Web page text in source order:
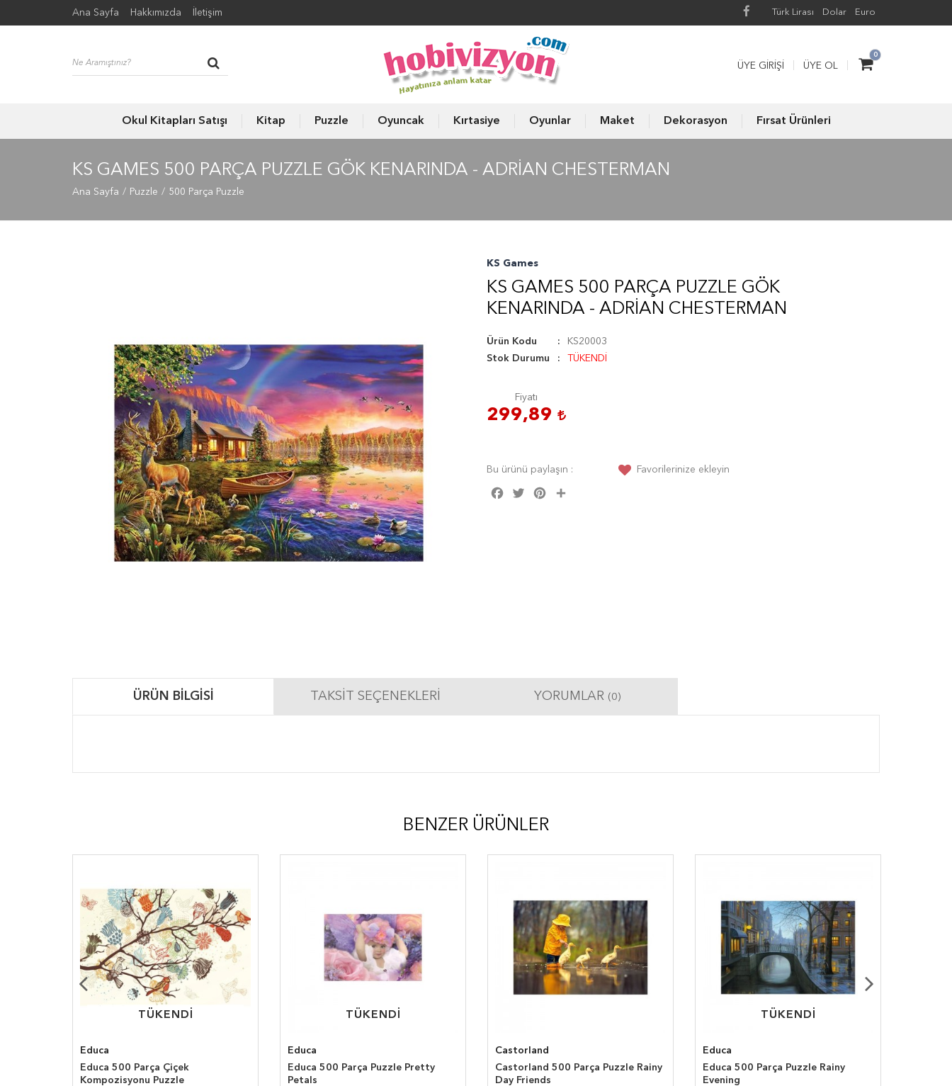
Ana Sayfa Hakkımızda İletişim Türk Lirası Dolar Euro
0
ÜYE GIRIŞI ÜYE OL
Okul Kitapları Satışı Kitap Puzzle Oyuncak Kırtasiye Oyunlar Maket Dekorasyon Fırsat Ürünleri
KS GAMES 500 PARÇA PUZZLE GÖK KENARINDA - ADRIAN CHESTERMAN
Ana Sayfa Puzzle 500 Parça Puzzle
KS Games
KS GAMES 500 PARÇA PUZZLE GÖK
KENARINDA - ADRIAN CHESTERMAN
Ürün Kodu
KS20003
Stok Durumu
TÜKENDİ
Fiyatı
299,89
Bu ürünü paylaşın :
Facebook
Twitter Pinterest
Favorilerinize ekleyin
ÜRÜN BILGISI TAKSIT SEÇENEKLERI YORUMLAR (0)
BENZER ÜRÜNLER
TÜKENDİ
TÜKENDİ
Educa
Educa 500 Parça Çiçek
Kompozisyonu Puzzle
TÜKENDİ
TÜKENDİ
Educa
Educa 500 Parça Puzzle Pretty
Petals
Castorland
Castorland 500 Parça Puzzle Rainy
Day Friends
TÜKENDİ
TÜKENDİ
Educa
Educa 500 Parça Puzzle Rainy
Evening